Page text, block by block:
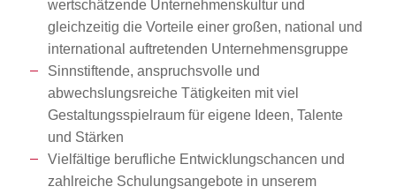
wertschätzende Unternehmenskultur und
gleichzeitig die Vorteile einer großen, national und
international auftretenden Unternehmensgruppe
Sinnstiftende, anspruchsvolle und
abwechslungsreiche Tätigkeiten mit viel
Gestaltungsspielraum für eigene Ideen, Talente
und Stärken
Vielfältige berufliche Entwicklungschancen und
zahlreiche Schulungsangebote in unserem